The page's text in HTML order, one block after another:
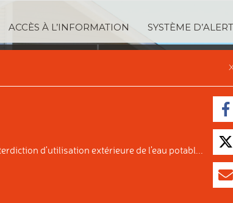
ACCÈS À L’INFORMATION SYSTÈME
d'utilisation extérieure de l'eau potabl...